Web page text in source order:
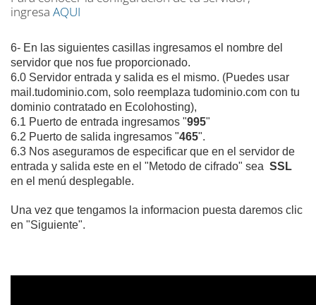
ingresa AQUI
6- En las siguientes casillas ingresamos el nombre del
servidor que nos fue proporcionado.
6.0 Servidor entrada y salida es el mismo. (Puedes usar
mail.tudominio.com, solo reemplaza tudominio.com con tu
dominio contratado en Ecolohosting),
6.1 Puerto de entrada ingresamos "995"
6.2 Puerto de salida ingresamos "465".
6.3 Nos aseguramos de especificar que en el servidor de
entrada y salida este en el "Metodo de cifrado" sea SSL
en el menú desplegable.
Una vez que tengamos la informacion puesta daremos clic
en "Siguiente".